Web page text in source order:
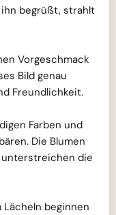
begrüßt, strahlt
Vorgeschmack
Bild genau
Freundlichkeit.
Farben und
Die Blumen
die
beginnen